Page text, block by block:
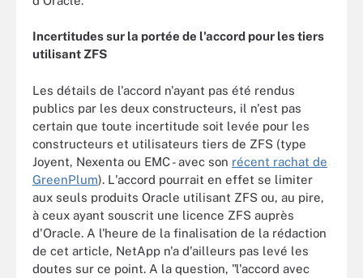
Incertitudes sur la portée de l'accord pour les tiers
utilisant ZFS
Les détails de l'accord n'ayant pas été rendus
publics par les deux constructeurs, il n'est pas
certain que toute incertitude soit levée pour les
constructeurs et utilisateurs tiers de ZFS (type
Joyent, Nexenta ou EMC - avec son récent rachat de
GreenPlum). L'accord pourrait en effet se limiter
aux seuls produits Oracle utilisant ZFS ou, au pire,
à ceux ayant souscrit une licence ZFS auprès
d'Oracle. A l'heure de la finalisation de la rédaction
de cet article, NetApp n'a d'ailleurs pas levé les
doutes sur ce point. A la question, "l'accord avec